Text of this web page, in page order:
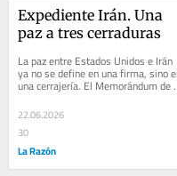
Expediente Irán. Una
paz a tres cerraduras
La paz entre Estados Unidos e Irán
ya no se define en una firma, sino
una cerrajería. El Memorándum de
Entendimiento no solucionó el
conflicto,...
22.06.2026
30
La Razón